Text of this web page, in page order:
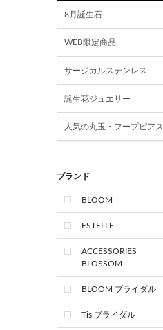
8月誕生石
WEB限定商品
サージカルステンレス
誕生花ジュエリー
人気の丸玉・フープピアス
ブランド
BLOOM
ESTELLE
ACCESSORIES
BLOSSOM
BLOOM ブライダル
Tis ブライダル